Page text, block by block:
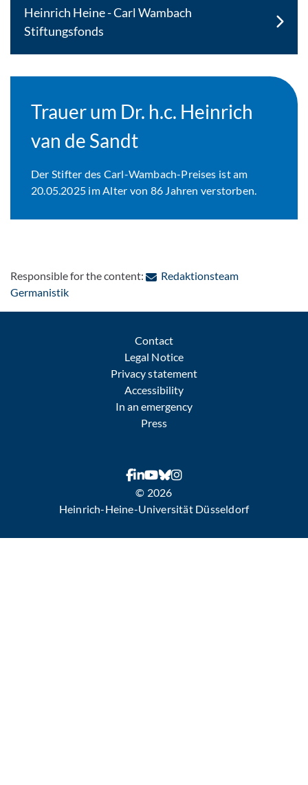
Heinrich Heine - Carl Wambach
Stiftungsfonds
Trauer um Dr. h.c. Heinrich
van de Sandt
Der Stifter des Carl-Wambach-Preises ist am
20.05.2025 im Alter von 86 Jahren verstorben.
Responsible for the content:
Redaktionsteam
Germanistik: Contact by e-mail
Contact
Legal Notice
Privacy statement
Accessibility
In an emergency
Press
© 2026
Heinrich-Heine-Universität Düsseldorf